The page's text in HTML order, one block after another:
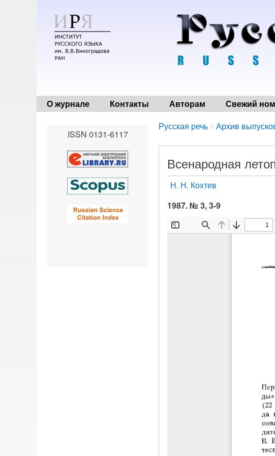
О журнале Контакты Авторам Свежий
Breadcrumbs
You
here:
Русская речь Архив
Всенародная
Н. Н. Кохтев
1987. № 3, 3-9
ISSN 0131-6117